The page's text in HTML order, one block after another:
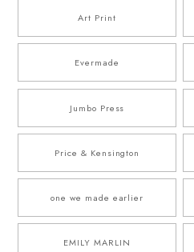
Art Print
Evermade
Jumbo Press
Price & Kensington
one we made earlier
EMILY MARLIN